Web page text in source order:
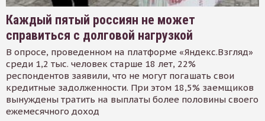
Каждый пятый россиян не может
справиться с долговой нагрузкой
В опросе, проведенном на платформе «Яндекс.Взгляд»
среди 1,2 тыс. человек старше 18 лет, 22%
респондентов заявили, что не могут погашать свои
кредитные задолженности. При этом 18,5% заемщиков
вынуждены тратить на выплаты более половины своего
ежемесячного доход